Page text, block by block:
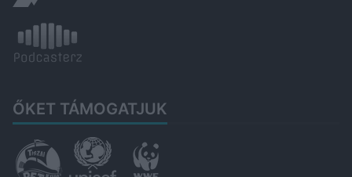
ŐKET TÁMOGATJUK